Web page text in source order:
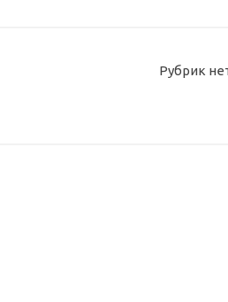
Рубрик